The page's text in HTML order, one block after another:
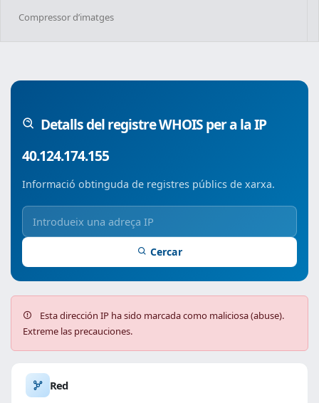
Compressor d’imatges
Detalls del registre WHOIS per a la IP
40.124.174.155
Informació obtinguda de registres públics de xarxa.
Cercar
Esta dirección IP ha sido marcada como maliciosa (abuse).
Extreme las precauciones.
Red